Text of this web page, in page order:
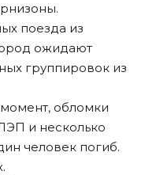
поезда из
ожидают
группировок из
обломки
и несколько
человек погиб.